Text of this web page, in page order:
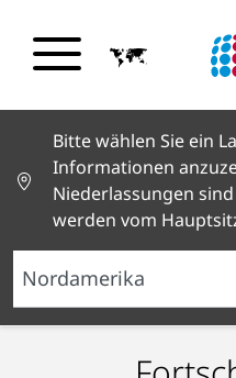
Bitte wählen Sie ein
Informationen
Niederlassungen
werden vom